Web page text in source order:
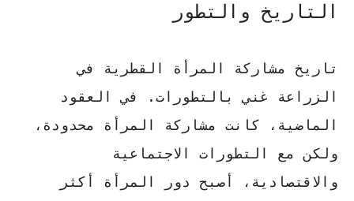
التاريخ والتطور
تاريخ مشاركة المرأة القطرية في
الزراعة غني بالتطورات. في العقود
الماضية، كانت مشاركة المرأة محدودة،
ولكن مع التطورات الاجتماعية
والاقتصادية، أصبح دور المرأة أكثر